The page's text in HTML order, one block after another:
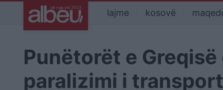
lajme kosovë
Punëtorët e
paralizimi i